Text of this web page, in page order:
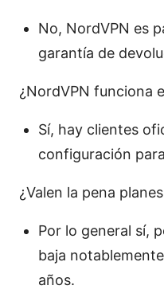
No, NordVPN es
garantía de
¿NordVPN funciona
Sí, hay clientes
configuración
¿Valen la pena
Por lo general sí,
baja
años.